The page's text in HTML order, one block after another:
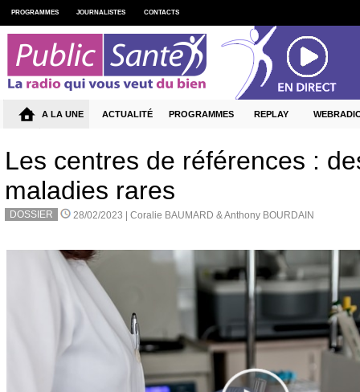
Les centres de références :
maladies rares
DOSSIER 28/02/2023 | Coralie BAUMARD & Anthony BOURDAIN
PROGRAMMES JOURNALISTES CONTACTS
A LA UNE ACTUALITÉ PROGRAMMES REPLAY